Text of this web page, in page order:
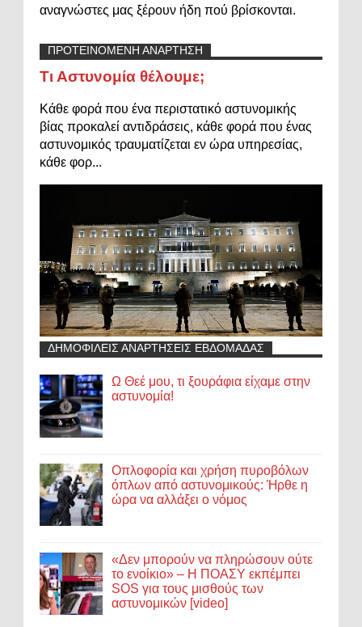
αναγνώστες μας ξέρουν ήδη πού βρίσκονται.
ΠΡΟΤΕΙΝΟΜΕΝΗ ΑΝΑΡΤΗΣΗ
Τι Αστυνομία θέλουμε;
Κάθε φορά που ένα περιστατικό αστυνομικής
βίας προκαλεί αντιδράσεις, κάθε φορά που ένας
αστυνομικός τραυματίζεται εν ώρα υπηρεσίας,
κάθε φορ...
ΔΗΜΟΦΙΛΕΙΣ ΑΝΑΡΤΗΣΕΙΣ ΕΒΔΟΜΑΔΑΣ
Ω Θεέ μου, τι ξουράφια είχαμε στην
αστυνομία!
Οπλοφορία και χρήση πυροβόλων
όπλων από αστυνομικούς: Ήρθε η
ώρα να αλλάξει ο νόμος
«Δεν μπορούν να πληρώσουν ούτε
το ενοίκιο» – Η ΠΟΑΣΥ εκπέμπει
SOS για τους μισθούς των
αστυνομικών [video]